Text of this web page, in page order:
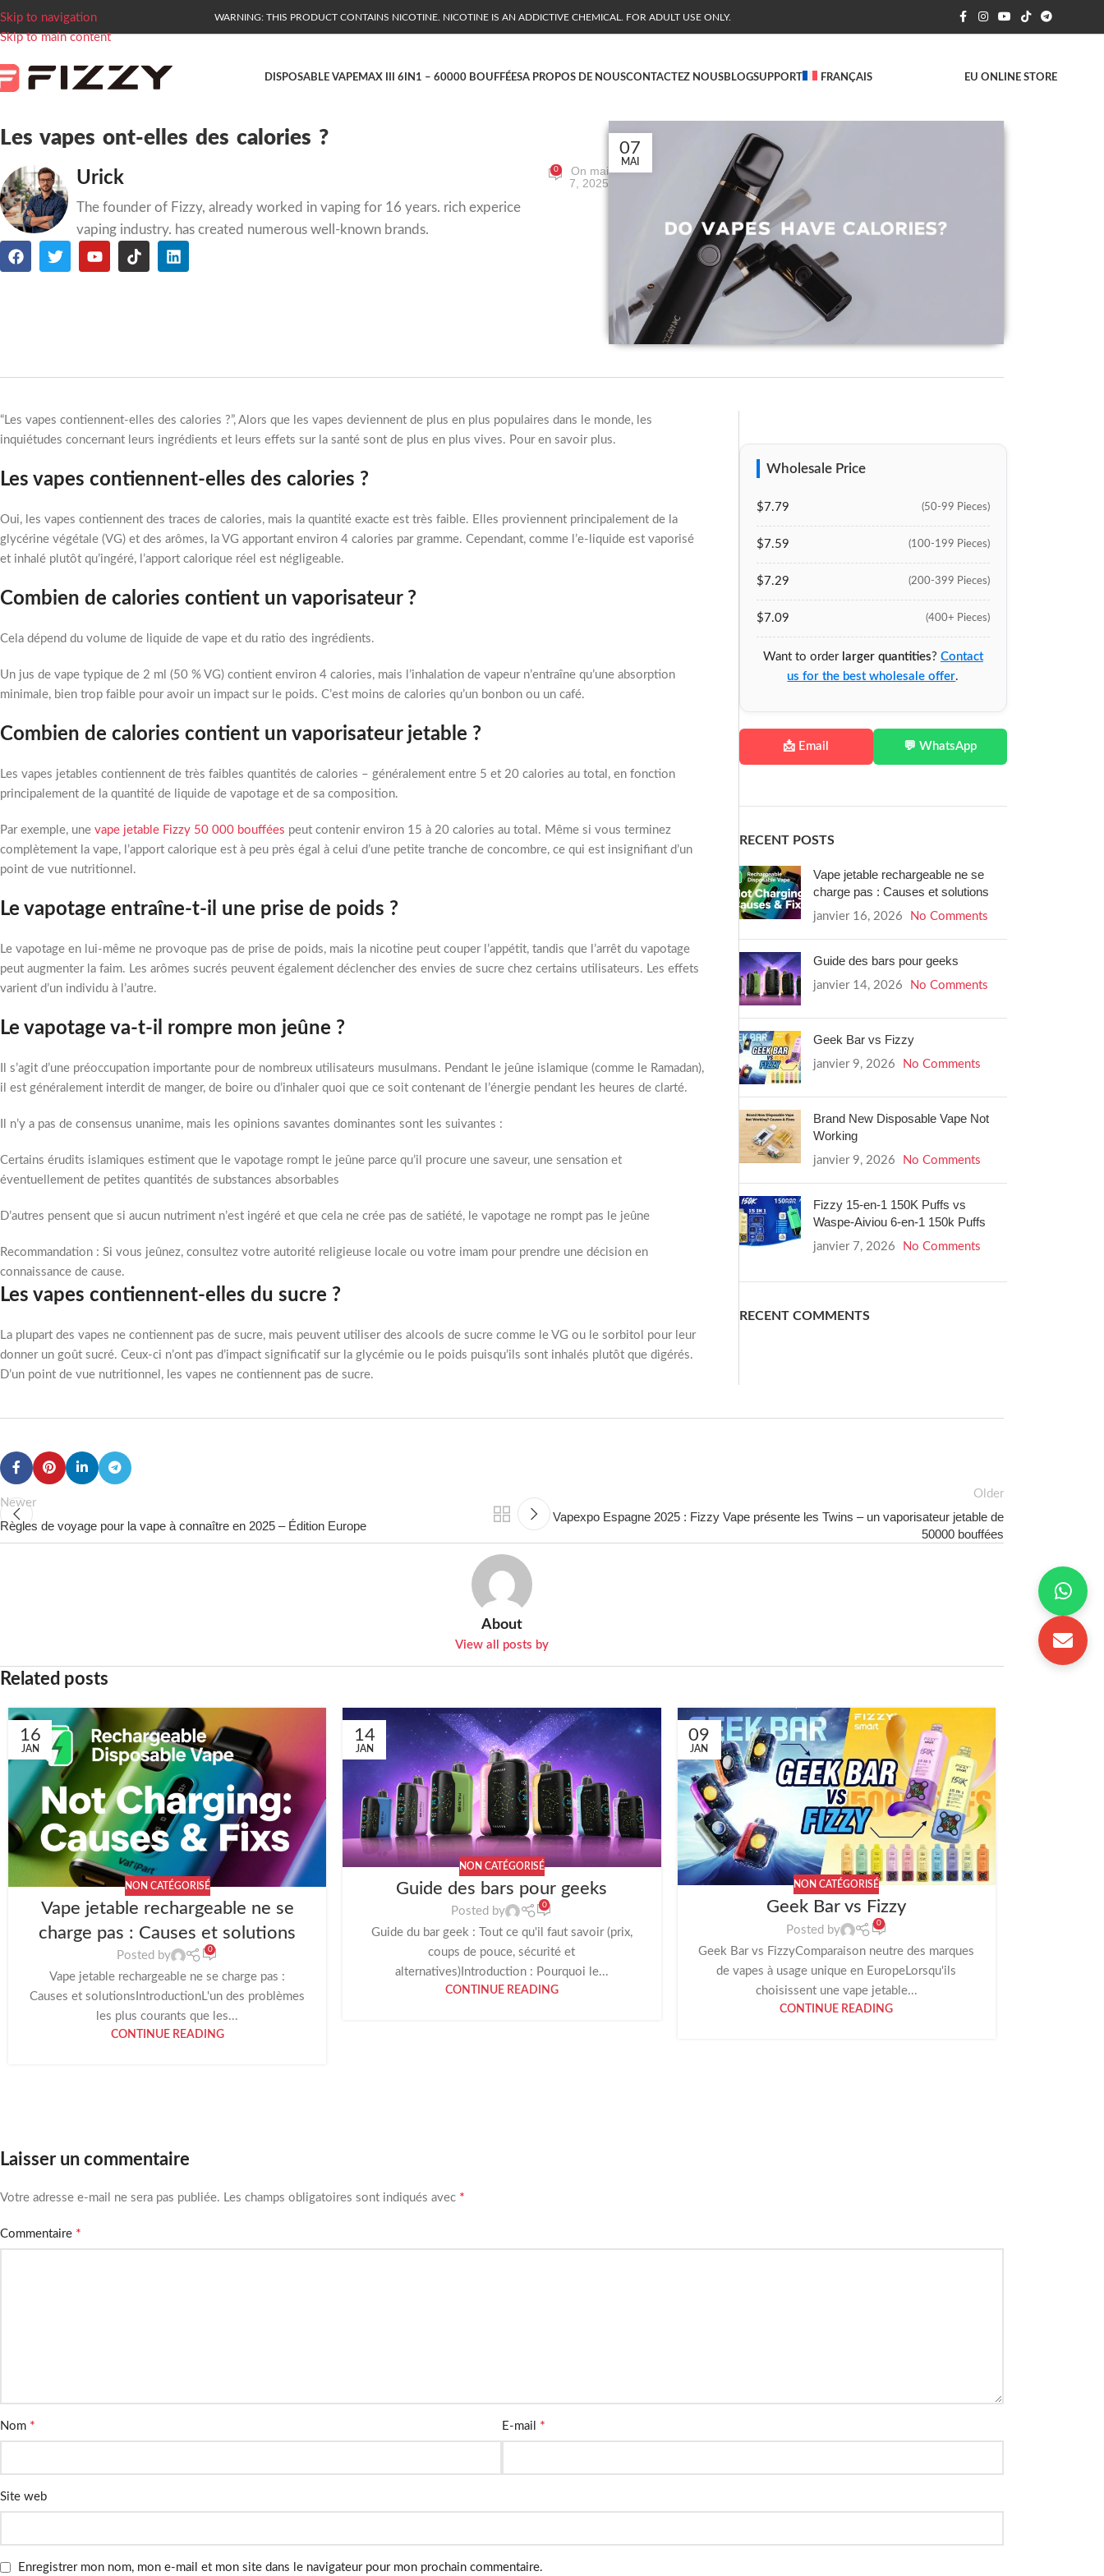
Skip to navigation
Skip to main content
WARNING: THIS PRODUCT CONTAINS NICOTINE. NICOTINE IS AN ADDICTIVE CHEMICAL. FOR ADULT USE ONLY.
DISPOSABLE VAPEMAX III 6IN1 – 60000 BOUFFÉESA PROPOS DE NOUSCONTACTEZ NOUSBLOGSUPPORT FRANÇAIS EU ONLINE STORE
Les vapes ont-elles des calories ?
Urick
The founder of Fizzy, already worked in vaping for 16 years. rich experice
vaping industry. has created numerous well-known brands.
0
On mai
7, 2025
07
MAI
“Les vapes contiennent-elles des calories ?”, Alors que les vapes deviennent de plus en plus populaires dans le monde, les
inquiétudes concernant leurs ingrédients et leurs effets sur la santé sont de plus en plus vives. Pour en savoir plus.
Les vapes contiennent-elles des calories ?
Oui, les vapes contiennent des traces de calories, mais la quantité exacte est très faible. Elles proviennent principalement de la
glycérine végétale (VG) et des arômes, la VG apportant environ 4 calories par gramme. Cependant, comme l’e-liquide est vaporisé
et inhalé plutôt qu’ingéré, l’apport calorique réel est négligeable.
Combien de calories contient un vaporisateur ?
Cela dépend du volume de liquide de vape et du ratio des ingrédients.
Un jus de vape typique de 2 ml (50 % VG) contient environ 4 calories, mais l’inhalation de vapeur n’entraîne qu’une absorption
minimale, bien trop faible pour avoir un impact sur le poids. C’est moins de calories qu’un bonbon ou un café.
Combien de calories contient un vaporisateur jetable ?
Les vapes jetables contiennent de très faibles quantités de calories – généralement entre 5 et 20 calories au total, en fonction
principalement de la quantité de liquide de vapotage et de sa composition.
Par exemple, une vape jetable Fizzy 50 000 bouffées peut contenir environ 15 à 20 calories au total. Même si vous terminez
complètement la vape, l’apport calorique est à peu près égal à celui d’une petite tranche de concombre, ce qui est insignifiant d’un
point de vue nutritionnel.
Le vapotage entraîne-t-il une prise de poids ?
Le vapotage en lui-même ne provoque pas de prise de poids, mais la nicotine peut couper l’appétit, tandis que l’arrêt du vapotage
peut augmenter la faim. Les arômes sucrés peuvent également déclencher des envies de sucre chez certains utilisateurs. Les effets
varient d’un individu à l’autre.
Le vapotage va-t-il rompre mon jeûne ?
Il s’agit d’une préoccupation importante pour de nombreux utilisateurs musulmans. Pendant le jeûne islamique (comme le Ramadan),
il est généralement interdit de manger, de boire ou d’inhaler quoi que ce soit contenant de l’énergie pendant les heures de clarté.
Il n’y a pas de consensus unanime, mais les opinions savantes dominantes sont les suivantes :
Certains érudits islamiques estiment que le vapotage rompt le jeûne parce qu’il procure une saveur, une sensation et
éventuellement de petites quantités de substances absorbables
D’autres pensent que si aucun nutriment n’est ingéré et que cela ne crée pas de satiété, le vapotage ne rompt pas le jeûne
Recommandation : Si vous jeûnez, consultez votre autorité religieuse locale ou votre imam pour prendre une décision en
connaissance de cause.
Les vapes contiennent-elles du sucre ?
La plupart des vapes ne contiennent pas de sucre, mais peuvent utiliser des alcools de sucre comme le VG ou le sorbitol pour leur
donner un goût sucré. Ceux-ci n’ont pas d’impact significatif sur la glycémie ou le poids puisqu’ils sont inhalés plutôt que digérés.
D’un point de vue nutritionnel, les vapes ne contiennent pas de sucre.
Wholesale Price
$7.79 (50-99 Pieces)
$7.59 (100-199 Pieces)
$7.29 (200-399 Pieces)
$7.09 (400+ Pieces)
Want to order larger quantities? Contact
us for the best wholesale offer.
📩 Email 💬 WhatsApp
RECENT POSTS
Vape jetable rechargeable ne se
charge pas : Causes et solutions
janvier 16, 2026 No Comments
Guide des bars pour geeks
janvier 14, 2026 No Comments
Geek Bar vs Fizzy
janvier 9, 2026 No Comments
Brand New Disposable Vape Not
Working
janvier 9, 2026 No Comments
Fizzy 15-en-1 150K Puffs vs
Waspe-Aiviou 6-en-1 150k Puffs
janvier 7, 2026 No Comments
RECENT COMMENTS
Newer
Règles de voyage pour la vape à connaître en 2025 – Édition Europe
Older
Vapexpo Espagne 2025 : Fizzy Vape présente les Twins – un vaporisateur jetable de
50000 bouffées
About
View all posts by
Related posts
16
JAN
NON CATÉGORISÉ
Vape jetable rechargeable ne se
charge pas : Causes et solutions
Posted by
0
Vape jetable rechargeable ne se charge pas :
Causes et solutionsIntroductionL'un des problèmes
les plus courants que les...
CONTINUE READING
14
JAN
NON CATÉGORISÉ
Guide des bars pour geeks
Posted by
0
Guide du bar geek : Tout ce qu'il faut savoir (prix,
coups de pouce, sécurité et
alternatives)Introduction : Pourquoi le...
CONTINUE READING
09
JAN
NON CATÉGORISÉ
Geek Bar vs Fizzy
Posted by
0
Geek Bar vs FizzyComparaison neutre des marques
de vapes à usage unique en EuropeLorsqu'ils
choisissent une vape jetable...
CONTINUE READING
Laisser un commentaire
Votre adresse e-mail ne sera pas publiée. Les champs obligatoires sont indiqués avec *
Commentaire *
Nom * E-mail *
Site web
Enregistrer mon nom, mon e-mail et mon site dans le navigateur pour mon prochain commentaire.